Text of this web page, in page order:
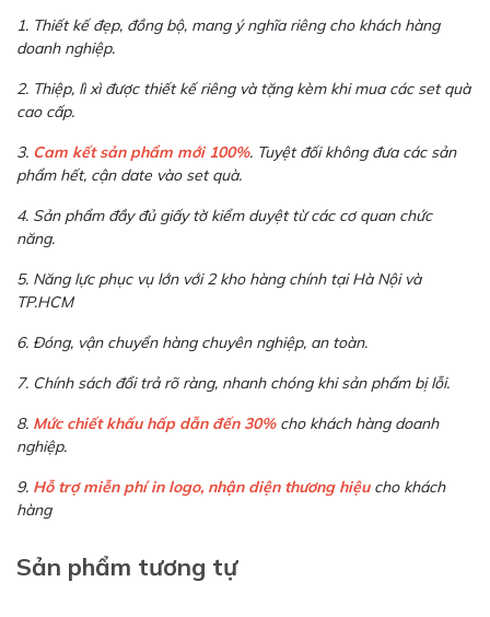
1. Thiết kế đẹp, đồng bộ, mang ý nghĩa riêng cho khách hàng
doanh nghiệp.
2. Thiệp, lì xì được thiết kế riêng và tặng kèm khi mua các set quà
cao cấp.
3. Cam kết sản phẩm mới 100%. Tuyệt đối không đưa các sản
phẩm hết, cận date vào set quà.
4. Sản phẩm đầy đủ giấy tờ kiểm duyệt từ các cơ quan chức
năng.
5. Năng lực phục vụ lớn với 2 kho hàng chính tại Hà Nội và
TP.HCM
6. Đóng, vận chuyển hàng chuyên nghiệp, an toàn.
7. Chính sách đổi trả rõ ràng, nhanh chóng khi sản phẩm bị lỗi.
8. Mức chiết khấu hấp dẫn đến 30%cho khách hàng doanh
nghiệp.
9. Hỗ trợ miễn phí in logo, nhận diện thương hiệucho khách
hàng
Sản phẩm tương tự